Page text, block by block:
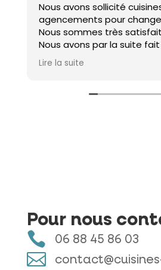
Nous avons sollicité
agencements pour
Nous sommes très
Nous avons par la suite
Romain pour changer nos
placard. La encore travail
Lire la suite
Pour nous
 06 88 45 86 03
